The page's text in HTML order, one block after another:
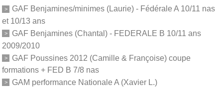
GAF Benjamines/minimes (Laurie) - Fédérale A 10/11 nas
et 10/13 ans
GAF Benjamines (Chantal) - FEDERALE B 10/11 ans
2009/2010
GAF Poussines 2012 (Camille & Françoise) coupe
formations + FED B 7/8 nas
GAM performance Nationale A (Xavier L.)